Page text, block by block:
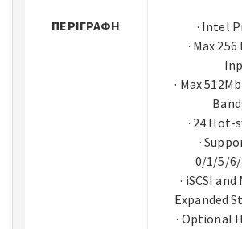
ΠΕΡΙΓΡΑΦΉ
· Intel
· Max
· Max
· 24 Hot-
·
0/1/5/
· iSCSI
Expanded
· Optional